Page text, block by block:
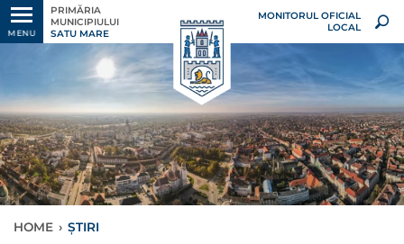
MENU
PRIMĂRIA
MUNICIPIULUI
SATU MARE
MONITORUL OFICIAL
LOCAL
HOME › ȘTIRI